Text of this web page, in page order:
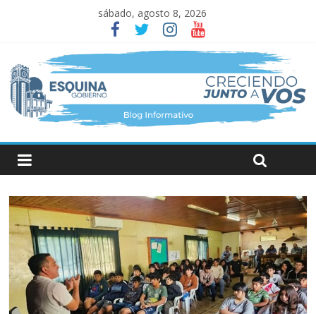
sábado, agosto 8, 2026